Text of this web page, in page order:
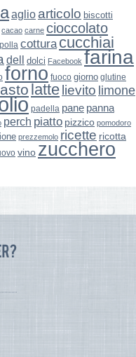
aglio articolo biscotti
cacao carne cioccolato
cottura cucchiai
dell dolci Facebook farina
forno fuoco giorno glutine
latte lievito limone
padella pane panna
perch piatto pizzico pomodoro
prezzemolo ricette ricotta
vino zucchero